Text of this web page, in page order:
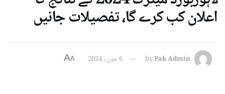
اعلان کب کرے گا، تفصیلات جانیں
byPak Admin 6 جون , 2024 A
A